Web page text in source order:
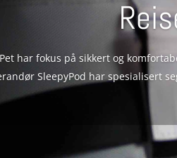
har fokus på sikkert og
SleepyPod har spesialisert